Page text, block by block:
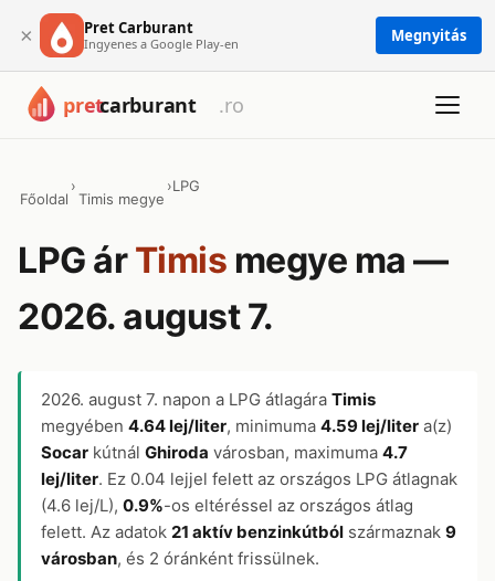
× Pret Carburant
Ingyenes a Google Play-en Megnyitás
Főoldal
›
Timis megye
›LPG
LPG árTimis megye ma —
2026. august 7.
2026. august 7. napon a LPG átlagára Timis
megyében 4.64 lej/liter, minimuma 4.59 lej/liter a(z)
Socar kútnál Ghiroda városban, maximuma 4.7
lej/liter. Ez 0.04 lejjel felett az országos LPG átlagnak
(4.6 lej/L), 0.9%-os eltéréssel az országos átlag
felett. Az adatok 21 aktív benzinkútból származnak 9
városban, és 2 óránként frissülnek.